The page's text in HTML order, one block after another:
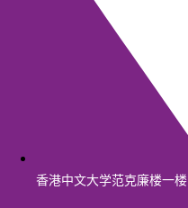
香港中文大学范克廉楼一楼